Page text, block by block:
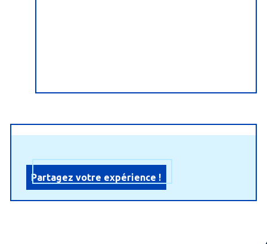
Partagez votre expérience !